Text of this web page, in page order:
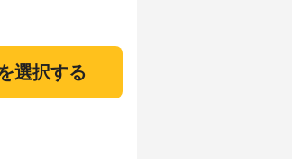
選択する